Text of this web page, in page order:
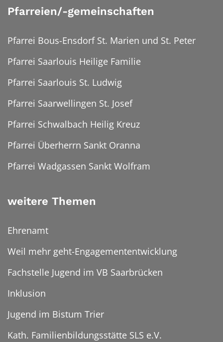
Pfarreien/-gemeinschaften
Pfarrei Bous-Ensdorf St. Marien und St. Peter
Pfarrei Saarlouis Heilige Familie
Pfarrei Saarlouis St. Ludwig
Pfarrei Saarwellingen St. Josef
Pfarrei Schwalbach Heilig Kreuz
Pfarrei Überherrn Sankt Oranna
Pfarrei Wadgassen Sankt Wolfram
weitere Themen
Ehrenamt
Weil mehr geht-Engagemententwicklung
Fachstelle Jugend im VB Saarbrücken
Inklusion
Jugend im Bistum Trier
Kath. Familienbildungsstätte SLS e.V.